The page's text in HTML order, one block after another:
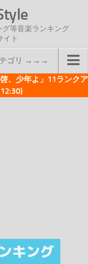
グ等音楽ランキング
イト
テゴリ →→→
、少年よ」11ランクア